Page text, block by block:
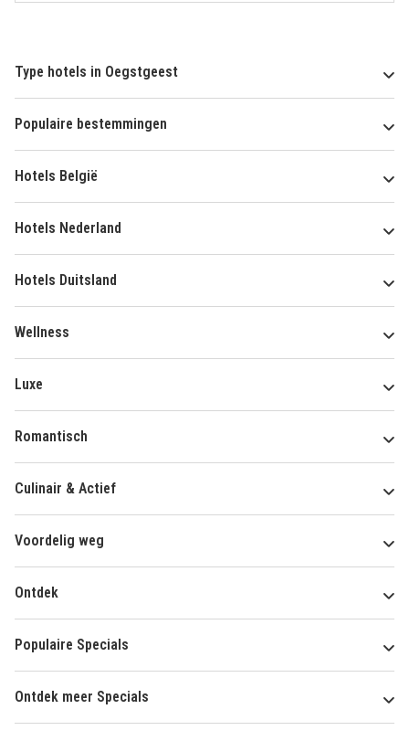
Type hotels in Oegstgeest
Populaire bestemmingen
Hotels België
Hotels Nederland
Hotels Duitsland
Wellness
Luxe
Romantisch
Culinair & Actief
Voordelig weg
Ontdek
Populaire Specials
Ontdek meer Specials